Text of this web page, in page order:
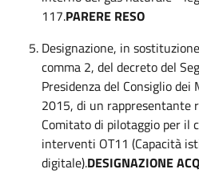
117.PARERE RESO
Designazione, in
comma 2, del decreto del
Presidenza del Consiglio
2015, di un rappresentante
Comitato di pilotaggio per il
interventi OT11 (Capacità
digitale).DESIGNAZIONE